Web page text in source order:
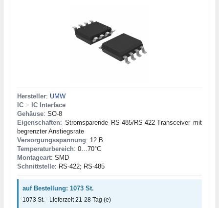
Hersteller: UMW
IC > IC Interface
Gehäuse: SO-8
Eigenschaften: Stromsparende RS-485/RS-422-Transceiver mit
begrenzter Anstiegsrate
Versorgungsspannung: 12 В
Temperaturbereich: 0…70°С
Montageart: SMD
Schnittstelle: RS-422; RS-485
auf Bestellung: 1073 St.
1073 St. - Lieferzeit 21-28 Tag (e)